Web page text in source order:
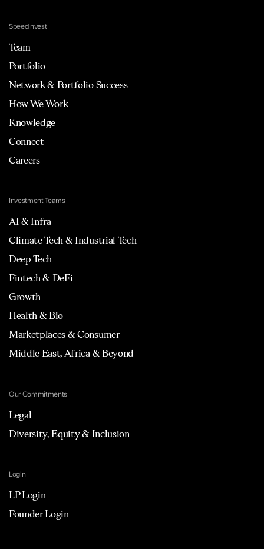
Speedinvest
Team
Portfolio
Network & Portfolio Success
How We Work
Knowledge
Connect
Careers
Investment Teams
AI & Infra
Climate Tech & Industrial Tech
Deep Tech
Fintech & DeFi
Growth
Health & Bio
Marketplaces & Consumer
Middle East, Africa & Beyond
Our Commitments
Legal
Diversity, Equity & Inclusion
Login
LP Login
Founder Login